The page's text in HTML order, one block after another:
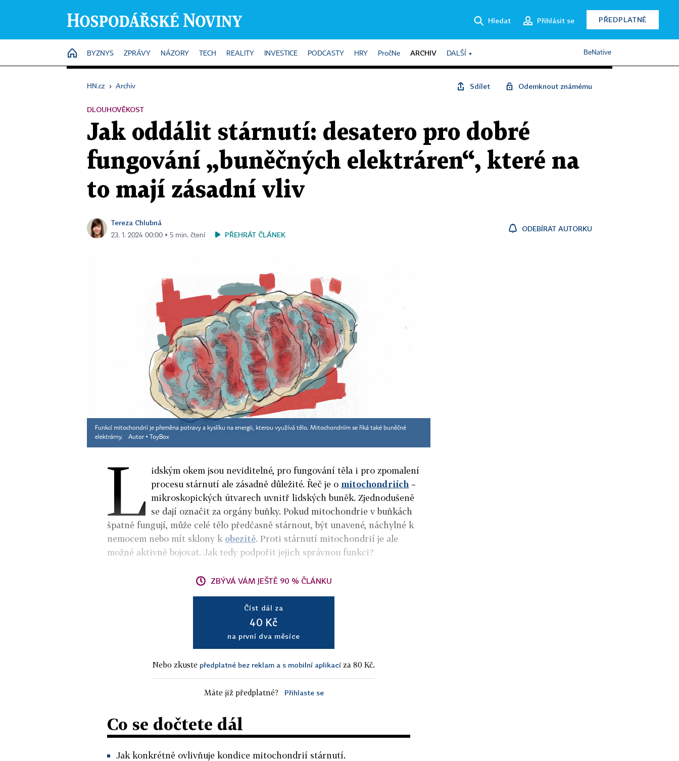
Hledat Přihlásit se PŘEDPLATNÉ
HOME
BYZNYS ZPRÁVY NÁZORY TECH REALITY INVESTICE PODCASTY HRY PročNe ARCHIV DALŠÍ BeNative
HN.cz › Archiv Sdílet Odemknout známému
DLOUHOVĚKOST
Jak oddálit stárnutí: desatero pro dobré
fungování „buněčných elektráren“, které na
to mají zásadní vliv
Tereza Chlubná
23. 1. 2024 00:00 ▪ 5 min. čtení PŘEHRÁT ČLÁNEK
ODEBÍRAT AUTORKU
Funkcí mitochondrií je přeměna potravy a kyslíku na energii, kterou využívá tělo. Mitochondriím se říká také buněčné
elektrárny.
Autor ▪ ToyBox
L idským okem jsou neviditelné, pro fungování těla i pro zpomalení
procesu stárnutí ale zásadně důležité. Řeč je o mitochondriích –
mikroskopických útvarech uvnitř lidských buněk. Zjednodušeně
se dají označit za orgány buňky. Pokud mitochondrie v buňkách
špatně fungují, může celé tělo předčasně stárnout, být unavené, náchylné k
nemocem nebo mít sklony k obezitě. Proti stárnutí mitochondrií je ale
možné aktivně bojovat. Jak tedy podpořit jejich správnou funkci?
ZBÝVÁ VÁM JEŠTĚ 90 % ČLÁNKU
Číst dál za
40 Kč
na první dva měsíce
Nebo zkuste předplatné bez reklam a s mobilní aplikací za 80 Kč.
Máte již předplatné? Přihlaste se
Co se dočtete dál
Jak konkrétně ovlivňuje kondice mitochondrií stárnutí.